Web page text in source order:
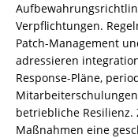
Verpflichtungen.
Patch-Management
adressieren
Response-Pläne,
betriebliche Resilienz.
Maßnahmen eine